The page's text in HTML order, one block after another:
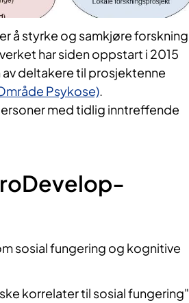
å styrke og samkjøre forskning
har siden oppstart i 2015
deltakere til prosjektenne
Psykose).
med tidlig inntreffende
sosial fungering og kognitive
korrelater til sosial fungering"